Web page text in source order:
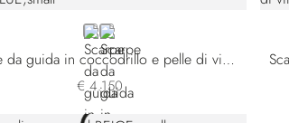
BLUEBROWN
Scarpe da guida in coccodrillo e pelle di vitello
€ 4.150